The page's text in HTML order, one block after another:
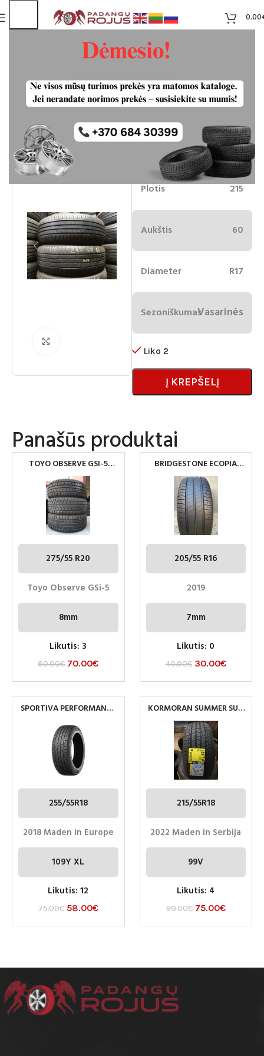
0.00
Kinforest 215/60R17 vasarines
padangos
30.00€ Liko 2
Plotis 215
Aukštis 60
Diameter R17
SezoniškumasVasarinės
Liko 2
Į KREPŠELĮ
Panašūs produktai
TOYO OBSERVE GSI-5
275/55 R20
275/55 R20
Toyo Observe GSi-5
8mm
Likutis: 3
80.00€ 70.00€
BRIDGESTONE ECOPIA
EP150 205/55R16
205/55 R16
2019
7mm
Likutis: 0
40.00€ 30.00€
SPORTIVA PERFORMANCE
255/55R18
2018 Maden in Europe
109Y XL
Likutis: 12
75.00€ 58.00€
KORMORAN SUMMER SUV
215/55R18
215/55R18
2022 Maden in Serbija
99V
Likutis: 4
90.00€ 75.00€